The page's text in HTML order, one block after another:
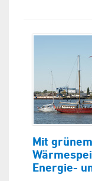
Mit
Energie-